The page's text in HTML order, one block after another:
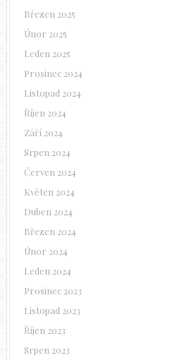
Březen 2025
Únor 2025
Leden 2025
Prosinec 2024
Listopad 2024
Říjen 2024
Září 2024
Srpen 2024
Červen 2024
Květen 2024
Duben 2024
Březen 2024
Únor 2024
Leden 2024
Prosinec 2023
Listopad 2023
Říjen 2023
Srpen 2023